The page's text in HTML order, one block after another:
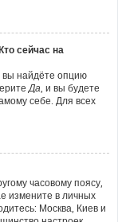
сейчас на
вы найдёте опцию
Да, и вы будете
себе. Для всех
часовому поясу,
измените в личных
Москва, Киев и